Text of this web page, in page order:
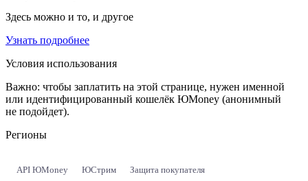
Здесь можно и то, и другое
Узнать подробнее
Условия использования
Важно: чтобы заплатить на этой странице, нужен именной
или идентифицированный кошелёк ЮMoney (анонимный
не подойдет).
Регионы
API ЮMoney ЮСтрим Защита покупателя